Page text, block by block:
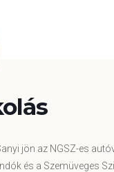
jön az NGSZ-es
és a Szemüveges